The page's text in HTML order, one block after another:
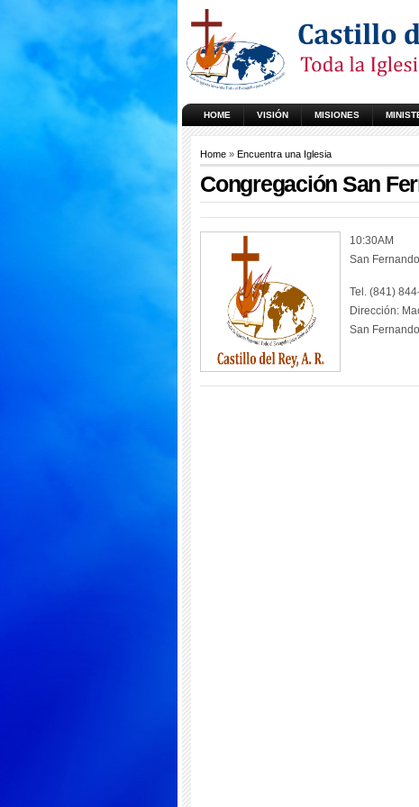
HOME VISIÓN MISIONES
Home » Encuentra una Iglesia
Congregación San
10:30AM
San
Tel. (841)
Dirección:
San